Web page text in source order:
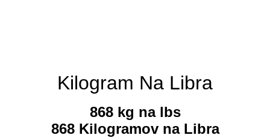
Kilogram Na Libra
868 kg na lbs
868 Kilogramov na Libra